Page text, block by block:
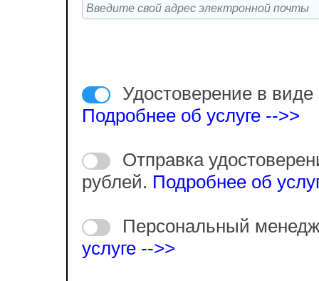
Удостоверение в виде
Подробнее об услуге -->>
Отправка
рублей. Подробнее об
Персональный
услуге -->>